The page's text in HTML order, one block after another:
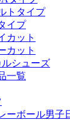
トタイプ
イプ
カット
カット
ルシューズ
一覧
ーボール男子